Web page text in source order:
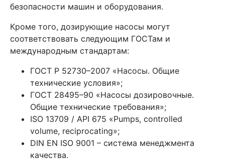
безопасности машин и оборудования.
Кроме того, дозирующие насосы могут
соответствовать следующим ГОСТам и
международным стандартам:
ГОСТ Р 52730–2007 «Насосы. Общие
технические условия»;
ГОСТ 28495–90 «Насосы дозировочные.
Общие технические требования»;
ISO 13709 / API 675 «Pumps, controlled
volume, reciprocating»;
DIN EN ISO 9001 – система менеджмента
качества.